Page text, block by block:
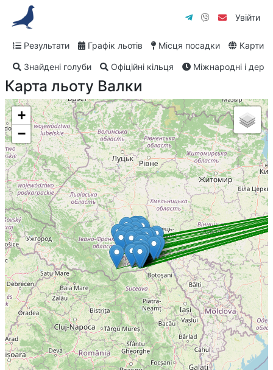
Увійти
Результати Графік льотів Місця посадки Карти
Знайдені голуби Офіційні кільця Міжнародні і
Карта льоту Валки
+
−